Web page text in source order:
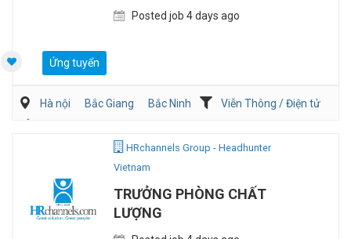
Posted job 4 days ago
Ứng tuyển
Hà nội Bắc Giang Bắc Ninh
Viễn Thông / Điện tử
HRchannels Group - Headhunter
Vietnam
TRƯỞNG PHÒNG CHẤT
LƯỢNG